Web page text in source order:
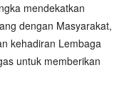
mendekatkan
dengan Masyarakat,
kehadiran Lembaga
untuk memberikan